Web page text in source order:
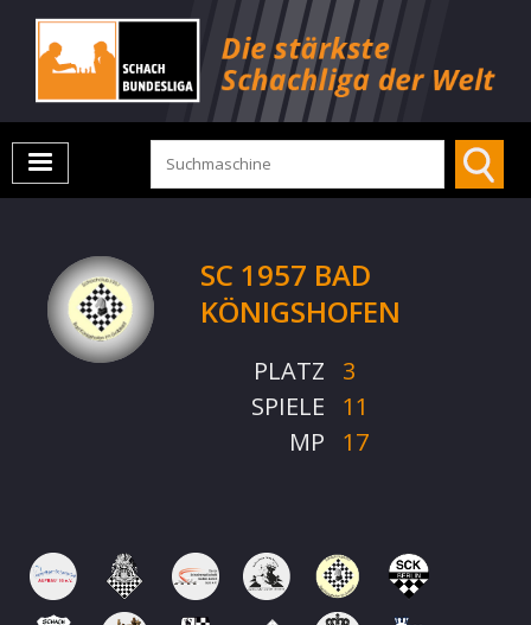
SC 1957 BAD
KÖNIGSHOFEN
PLATZ
3
SPIELE
11
MP
17